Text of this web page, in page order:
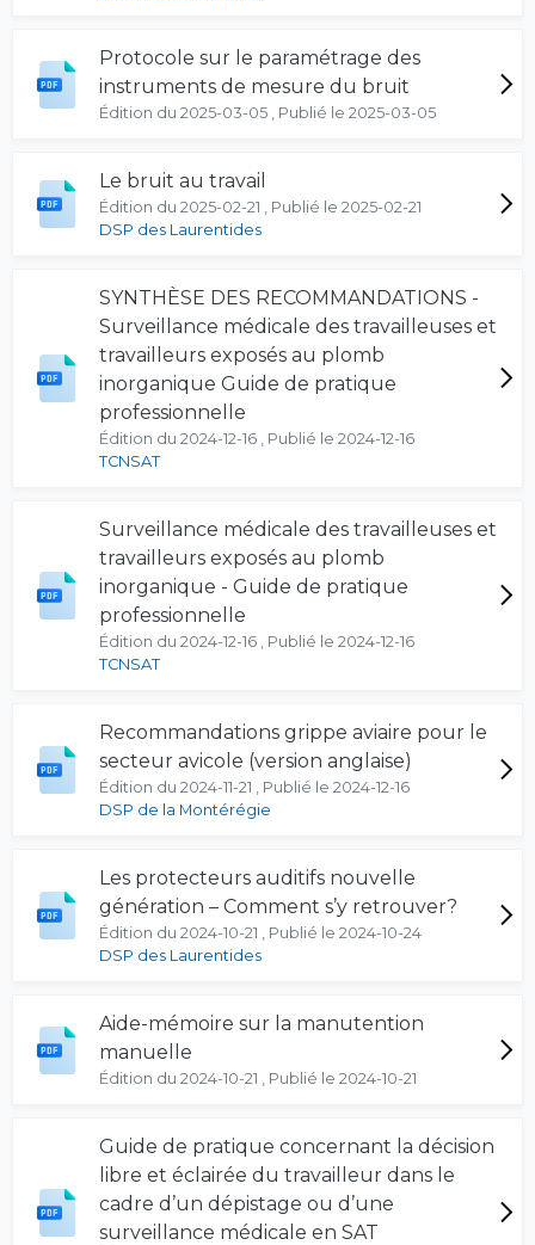
Protocole sur le paramétrage des
instruments de mesure du bruit
Édition du 2025-03-05 , Publié le 2025-03-05
Le bruit au travail
Édition du 2025-02-21 , Publié le 2025-02-21
DSP des Laurentides
SYNTHÈSE DES RECOMMANDATIONS -
Surveillance médicale des travailleuses et
travailleurs exposés au plomb
inorganique Guide de pratique
professionnelle
Édition du 2024-12-16 , Publié le 2024-12-16
TCNSAT
Surveillance médicale des travailleuses et
travailleurs exposés au plomb
inorganique - Guide de pratique
professionnelle
Édition du 2024-12-16 , Publié le 2024-12-16
TCNSAT
Recommandations grippe aviaire pour le
secteur avicole (version anglaise)
Édition du 2024-11-21 , Publié le 2024-12-16
DSP de la Montérégie
Les protecteurs auditifs nouvelle
génération – Comment s’y retrouver?
Édition du 2024-10-21 , Publié le 2024-10-24
DSP des Laurentides
Aide-mémoire sur la manutention
manuelle
Édition du 2024-10-21 , Publié le 2024-10-21
Guide de pratique concernant la décision
libre et éclairée du travailleur dans le
cadre d’un dépistage ou d’une
surveillance médicale en SAT